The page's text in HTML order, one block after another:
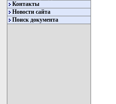
Контакты
Новости сайта
Поиск документа